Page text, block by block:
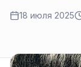
18 июля 2025